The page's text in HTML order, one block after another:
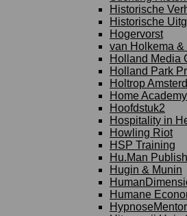
Historische
Historische
Hogervorst
van Holkema &
Holland Media
Holland Park
Holtrop
Home
Hoofdstuk2
Hospitality in
Howling Riot
HSP Training
Hu.Man
Hugin & Munin
Humane
HypnoseMentor